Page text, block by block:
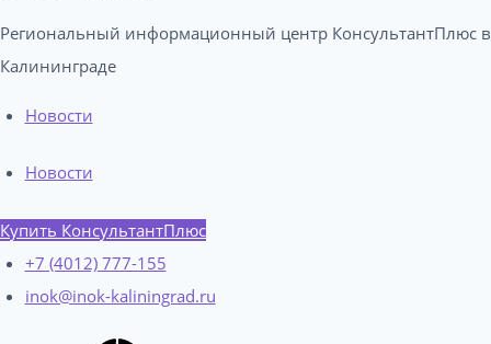
Региональный информационный центр КонсультантПлюс в
Калининграде​
Новости
Новости
Купить КонсультантПлюс
+7 (4012) 777-155
inok@inok-kaliningrad.ru